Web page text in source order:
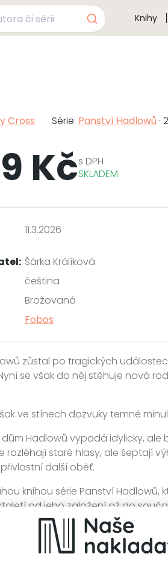
Knihy
Cross Série: Panství Hadlowů ·
Kčs DPH
SKLADEM
11.3.2026
Šárka Králíková
čeština
Brožovaná
Fobos
zůstal po tragických
se však do něj stěhuje nová
ve stínech dozvuky temné
Hadlowů vypadá idylicky, ale
rozléhají staré hlasy, ale šeptají
další oběť.
knihou série Panství
od jeho založení až do